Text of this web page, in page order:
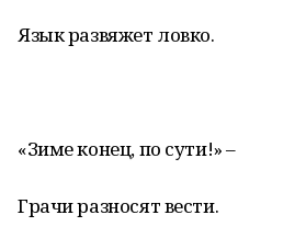
Язык развяжет ловко.
«Зиме конец, по сути!» –
Грачи разносят вести.